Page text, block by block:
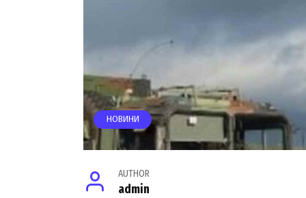
НОВИНИ
AUTHOR
admin